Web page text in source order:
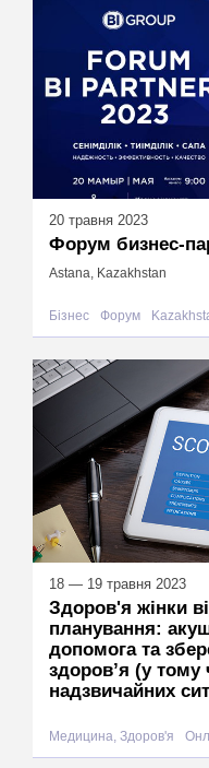
20 травня 2023
Форум бизнес-
Astana, Kazakhstan
Бізнес Форум
18 — 19 травня 2023
Здоров'я жінки
планування:
допомога та
здоров’я (у тому
надзвичайних
Медицина, Здоров'я